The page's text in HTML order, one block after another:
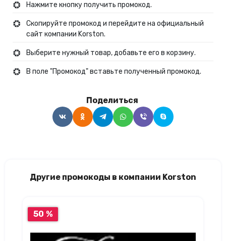
Нажмите кнопку получить промокод.
Скопируйте промокод и перейдите на официальный
сайт компании Korston.
Выберите нужный товар, добавьте его в корзину.
В поле "Промокод" вставьте полученный промокод.
Поделиться
Другие промокоды в компании Korston
50 %